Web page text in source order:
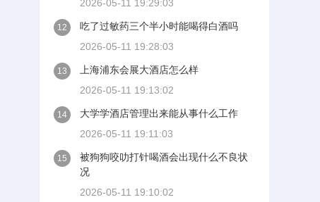
2026-05-11 19:29:03
12
吃了过敏药三个半小时能喝得白酒吗
2026-05-11 19:28:03
13
上海浦东会展大酒店怎么样
2026-05-11 19:13:02
14
大学学酒店管理出来能从事什么工作
2026-05-11 19:11:03
15
被狗狗咬叻打针喝酒会出现什么不良状
况
2026-05-11 19:10:02